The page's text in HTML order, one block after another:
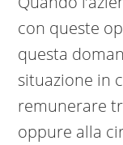
con queste
questa
situazione in
remunerare
oppure alla